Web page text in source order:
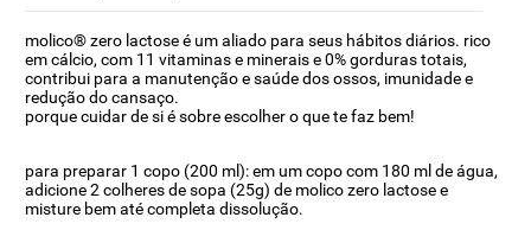
molico® zero lactose é um aliado para seus hábitos diários. rico
em cálcio, com 11 vitaminas e minerais e 0% gorduras totais,
contribui para a manutenção e saúde dos ossos, imunidade e
redução do cansaço.
porque cuidar de si é sobre escolher o que te faz bem!
para preparar 1 copo (200 ml): em um copo com 180 ml de água,
adicione 2 colheres de sopa (25g) de molico zero lactose e
misture bem até completa dissolução.